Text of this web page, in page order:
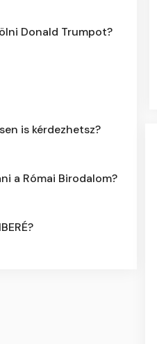
Donald Trumpot?
is kérdezhetsz?
a Római Birodalom?